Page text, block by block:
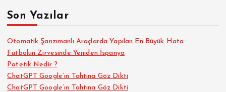
:Son Yazılar
Otomatik Şanzımanlı Araçlarda Yapılan En Büyük Hata
Futbolun Zirvesinde Yeniden İspanya
Patetik Nedir ?
ChatGPT Google’ın Tahtına Göz Dikti
ChatGPT Google’ın Tahtına Göz Dikti